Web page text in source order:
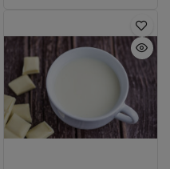
intr-o zi racoroasa si va
va da o stare de bine.
de 30 gr. cu 125
ml lapte si se fierbe la
steamer.